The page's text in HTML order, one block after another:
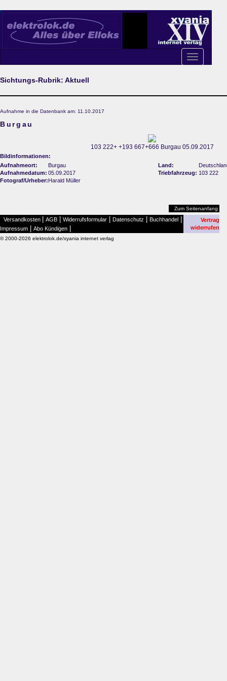
Toggle
navigation
Sichtungs-Rubrik: Aktuell
Aufnahme in die Datenbank am: 11.10.2017
Burgau
103 222+ +193 667+666 Burgau 05.09.2017
Bildinformationen:
Aufnahmeort:
Burgau Land:
Aufnahmedatum: 05.09.2017 Triebfahrzeug: 103 222
Fotograf/Urheber:Harald Müller
Zum Seitenanfang
Versandkosten AGB Widerrufsformular Datenschutz Buchhandel
Impressum Abo Kündigen
Vertrag
widerrufen
© 2000-2026 elektrolok.de/xyania internet verlag